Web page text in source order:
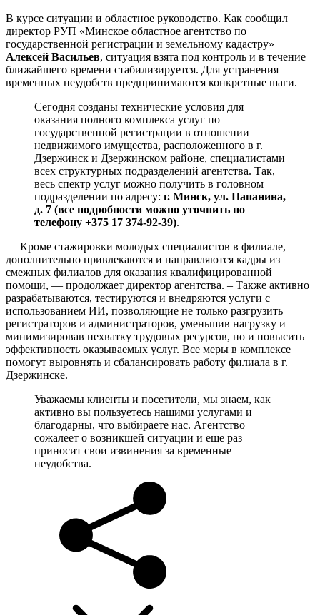
В курсе ситуации и областное руководство. Как сообщил
директор РУП «Минское областное агентство по
государственной регистрации и земельному кадастру»
Алексей Васильев, ситуация взята под контроль и в течение
ближайшего времени стабилизируется. Для устранения
временных неудобств предпринимаются конкретные шаги.
Сегодня созданы технические условия для
оказания полного комплекса услуг по
государственной регистрации в отношении
недвижимого имущества, расположенного в г.
Дзержинск и Дзержинском районе, специалистами
всех структурных подразделений агентства. Так,
весь спектр услуг можно получить в головном
подразделении по адресу: г. Минск, ул. Папанина,
д. 7 (все подробности можно уточнить по
телефону +375 17 374-92-39).
— Кроме стажировки молодых специалистов в филиале,
дополнительно привлекаются и направляются кадры из
смежных филиалов для оказания квалифицированной
помощи, — продолжает директор агентства. – Также активно
разрабатываются, тестируются и внедряются услуги с
использованием ИИ, позволяющие не только разгрузить
регистраторов и администраторов, уменьшив нагрузку и
минимизировав нехватку трудовых ресурсов, но и повысить
эффективность оказываемых услуг. Все меры в комплексе
помогут выровнять и сбалансировать работу филиала в г.
Дзержинске.
Уважаемы клиенты и посетители, мы знаем, как
активно вы пользуетесь нашими услугами и
благодарны, что выбираете нас. Агентство
сожалеет о возникшей ситуации и еще раз
приносит свои извинения за временные
неудобства.